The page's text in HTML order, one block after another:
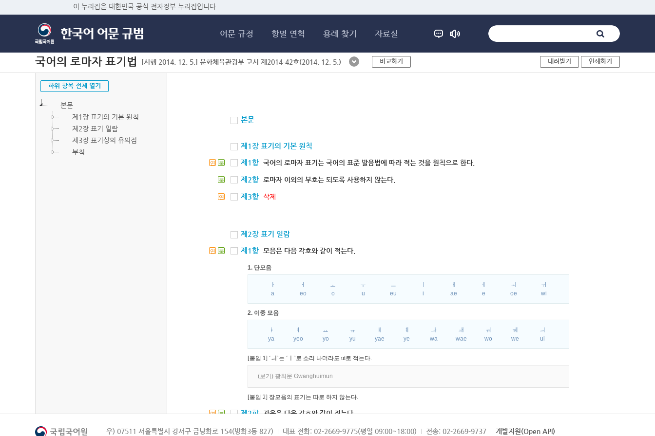
이 누리집은 대한민국 공식 전자정부 누리집입니다.
어문 규정 항별 연혁 용례 찾기 자료실
국어의 로마자 표기법 [시행 2014. 12. 5.] 문화체육관광부 고시 제2014-42호(2014. 12. 5.) 비교하기 내려받기 인쇄하기
하위 항목 전체 열기
본문
제1장 표기의 기본 원칙
제2장 표기 일람
제3장 표기상의 유의점
부칙
본문
제1장 표기의 기본 원칙
연 북 제1항 국어의 로마자 표기는 국어의 표준 발음법에 따라 적는 것을 원칙으로 한다.
북 제2항 로마자 이외의 부호는 되도록 사용하지 않는다.
연 제3항 삭제
제2장 표기 일람
연 북 제1항 모음은 다음 각호와 같이 적는다.
1. 단모음
ㅏ
a
ㅓ
eo
ㅗ
o
ㅜ
u
ㅡ
eu
i
ㅐ
ae
ㅔ
e
ㅚ
oe
ㅟ
wi
2. 이중 모음
ㅑ
ya
ㅕ
yeo
ㅛ
yo
ㅠ
yu
ㅒ
yae
ㅖ
ye
ㅘ
wa
ㅙ
wae
ㅝ
wo
ㅞ
we
ㅢ
ui
[붙임 1] ‘ㅢ’는 ‘ㅣ’로 소리 나더라도 ui로 적는다.
(보기) 광희문 Gwanghuimun
[붙임 2] 장모음의 표기는 따로 하지 않는다.
연 북 제2항 자음은 다음 각호와 같이 적는다.
1. 파열음
우) 07511 서울특별시 강서구 금낭화로 154(방화3동 827) 대표 전화: 02-2669-9775(평일 09:00~18:00) 전송: 02-2669-9737 개발지원(Open API)